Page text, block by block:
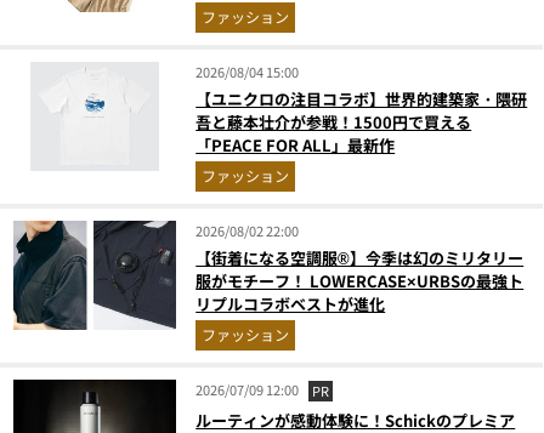
ファッション
2026/08/04 15:00
【ユニクロの注目コラボ】世界的建築家・隈研
吾と藤本壮介が参戦！1500円で買える
「PEACE FOR ALL」最新作
ファッション
2026/08/02 22:00
【街着になる空調服®】今季は幻のミリタリー
服がモチーフ！ LOWERCASE×URBSの最強ト
リプルコラボベストが進化
ファッション
2026/07/09 12:00 PR
ルーティンが感動体験に！Schickのプレミア